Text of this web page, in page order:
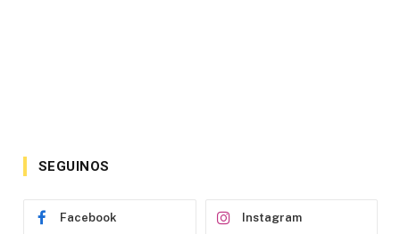
SEGUINOS
Facebook Instagram